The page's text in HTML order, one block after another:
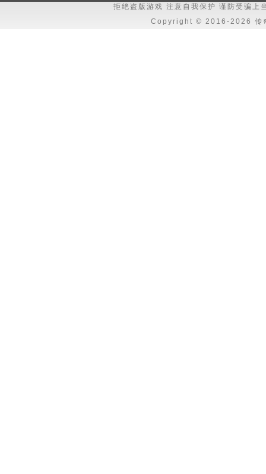
拒绝盗版游戏 注意自我保护 谨防受骗上
Copyright © 2016-2026 传